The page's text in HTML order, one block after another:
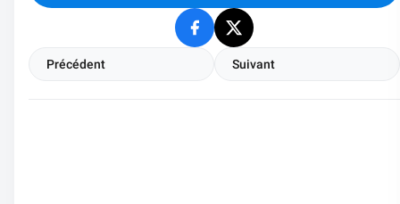
Précédent Suivant